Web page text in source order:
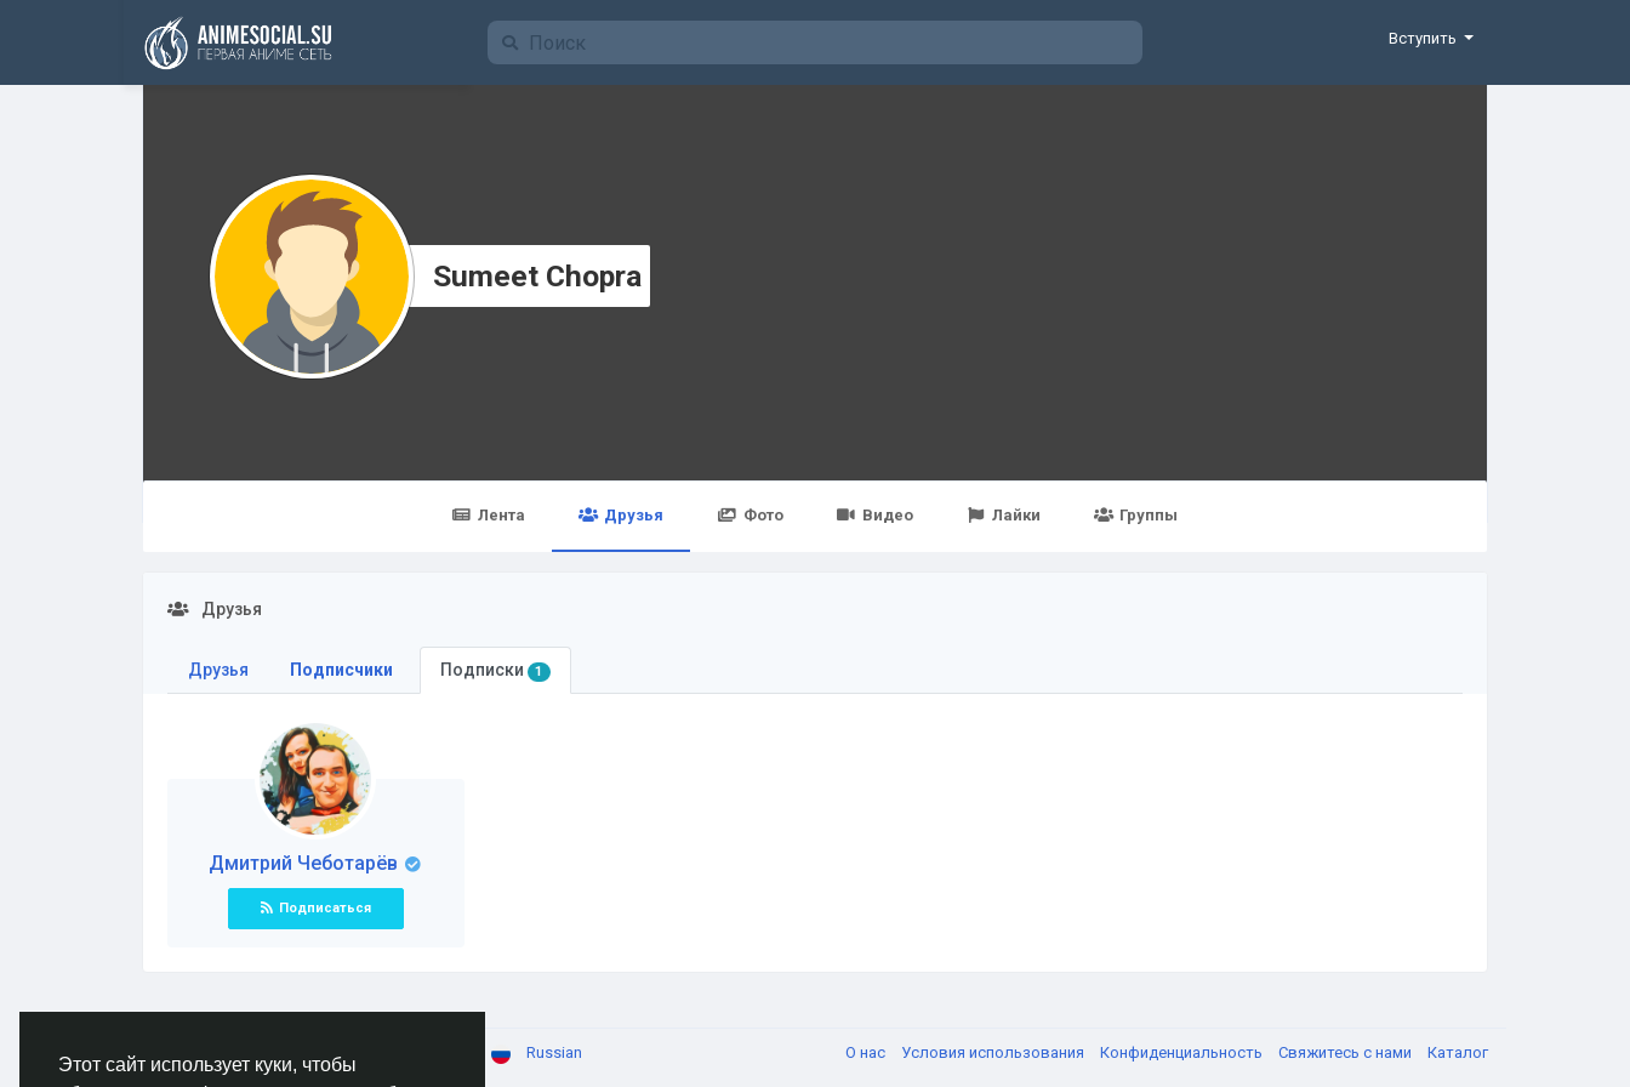
Этот сайт использует куки, чтобы
Funding
Вступить
Sumeet Chopra
Лента Друзья Фото Видео Лайки Группы
Друзья
Друзья Подписчики Подписки 1
Дмитрий Чеботарёв
Подписаться
© 2026 AnimeSocial.SU - Первая аниме сеть! Russian О нас Условия использования Конфиденциальность Свяжитесь с нами Каталог